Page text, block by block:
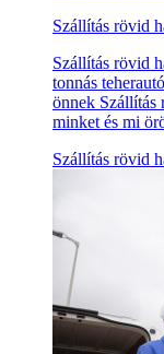
Szállítás rövid
Szállítás rövid
tonnás
önnek Szállítás
minket és mi
Szállítás rövid